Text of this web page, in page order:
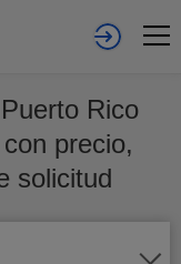
Rico
precio,
solicitud